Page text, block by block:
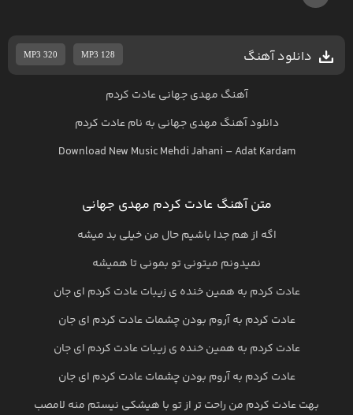
دانلود آهنگ MP3 320 MP3 128
آهنگ مهدی جهانی عادت کردم
دانلود آهنگ مهدی جهانی به نامعادت کردم
Download New MusicMehdi Jahani – Adat Kardam
متن آهنگ عادت کردم مهدی جهانی
اگه از هم جدا باشیم حال من خیلی بد میشه
نمیدونم میتونی تو بمونی تا همیشه
عادت کردم به همین خنده ی زیبات عادت کردم ای جان
عادت کردم به آروم بودن چشمات عادت کردم ای جان
عادت کردم به همین خنده ی زیبات عادت کردم ای جان
عادت کردم به آروم بودن چشمات عادت کردم ای جان
بهت عادت کردم من راحت تر از تو با هیشکی نیستم منه لامصب